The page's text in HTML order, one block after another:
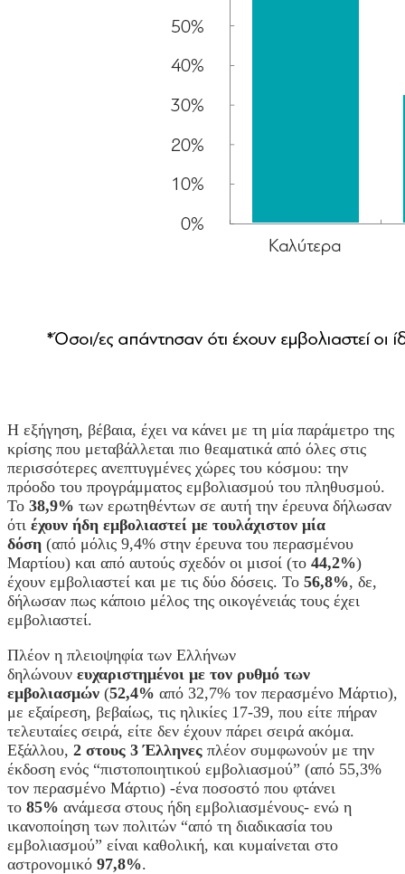
Η εξήγηση, βέβαια, έχει να κάνει με τη μία παράμετρο της
κρίσης που μεταβάλλεται πιο θεαματικά από όλες στις
περισσότερες ανεπτυγμένες χώρες του κόσμου: την
πρόοδο του προγράμματος εμβολιασμού του πληθυσμού.
Το 38,9% των ερωτηθέντων σε αυτή την έρευνα δήλωσαν
ότι έχουν ήδη εμβολιαστεί με τουλάχιστον μία
δόση (από μόλις 9,4% στην έρευνα του περασμένου
Μαρτίου) και από αυτούς σχεδόν οι μισοί (το 44,2%)
έχουν εμβολιαστεί και με τις δύο δόσεις. Το 56,8%, δε,
δήλωσαν πως κάποιο μέλος της οικογένειάς τους έχει
εμβολιαστεί.
Πλέον η πλειοψηφία των Ελλήνων
δηλώνουν ευχαριστημένοι με τον ρυθμό των
εμβολιασμών (52,4% από 32,7% τον περασμένο Μάρτιο),
με εξαίρεση, βεβαίως, τις ηλικίες 17-39, που είτε πήραν
τελευταίες σειρά, είτε δεν έχουν πάρει σειρά ακόμα.
Εξάλλου, 2 στους 3 Έλληνες πλέον συμφωνούν με την
έκδοση ενός “πιστοποιητικού εμβολιασμού” (από 55,3%
τον περασμένο Μάρτιο) -ένα ποσοστό που φτάνει
το 85% ανάμεσα στους ήδη εμβολιασμένους- ενώ η
ικανοποίηση των πολιτών “από τη διαδικασία του
εμβολιασμού” είναι καθολική, και κυμαίνεται στο
αστρονομικό 97,8%.